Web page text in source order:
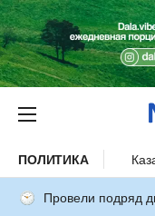
ПОЛИТИКА
Провели подряд